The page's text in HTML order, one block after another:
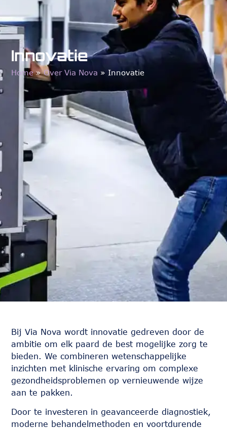
Innovatie
Home»Over Via Nova » Innovatie
Bij Via Nova wordt innovatie gedreven door de
ambitie om elk paard de best mogelijke zorg te
bieden. We combineren wetenschappelijke
inzichten met klinische ervaring om complexe
gezondheidsproblemen op vernieuwende wijze
aan te pakken.
Door te investeren in geavanceerde diagnostiek,
moderne behandelmethoden en voortdurende